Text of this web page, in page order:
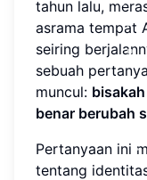
tahun lalu,
asrama tempat
seiring
sebuah
muncul:
benar berubah
Pertanyaan ini
tentang